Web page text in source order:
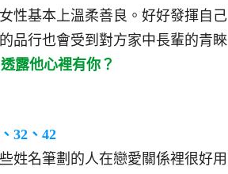
性基本上溫柔善良。好好發揮自
品行也會受到對方家中長輩的青睞
露他心裡有你？
32、42
姓名筆劃的人在戀愛關係裡很好